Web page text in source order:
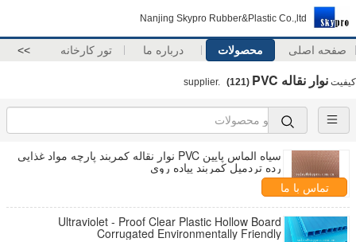
Nanjing Skypro Rubber&Plastic Co.,ltd
صفحه اصلی محصولات درباره ما تور کارخانه >>
کیفیت نوار نقاله PVC (121)
سیاه الماس پایین PVC نوار نقاله کمربند پارچه مواد غذایی
رده تردمیل کمربند پیاده روی
تماس با ما
Ultraviolet - Proof Clear Plastic Hollow Board
Corrugated Environmentally Friendly